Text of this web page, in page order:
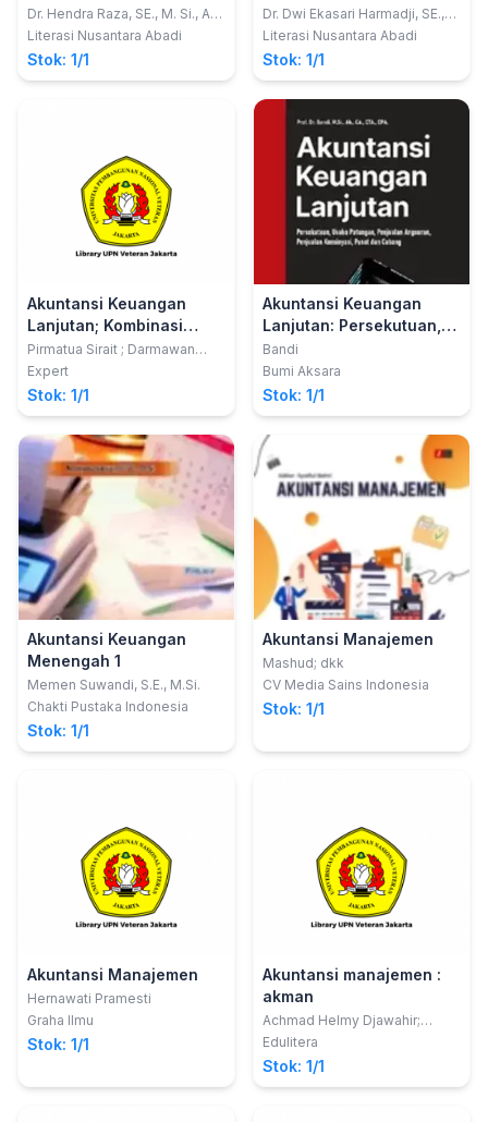
KONSEP)
Dr. Hendra Raza, SE., M. Si., Ak.,
CA
Literasi Nusantara Abadi
Stok: 1/1
Dr. Dwi Ekasari Harmadji, SE.,
Ak., MM.
Literasi Nusantara Abadi
Stok: 1/1
Akuntansi Keuangan
Lanjutan; Kombinasi
Bisnis dan Perusahaan
Induk dan Anak
Pirmatua Sirait ; Darmawan
Sriyanto
Expert
Stok: 1/1
Akuntansi Keuangan
Lanjutan: Persekutuan,
Usaha Patungan,
Penjualan Angsuran,
Penjualan Konsinyasi,
Pusat dan Cabang
Bandi
Bumi Aksara
Stok: 1/1
Akuntansi Keuangan
Menengah 1
Memen Suwandi, S.E., M.Si.
Chakti Pustaka Indonesia
Stok: 1/1
Akuntansi Manajemen
Mashud; dkk
CV Media Sains Indonesia
Stok: 1/1
Akuntansi Manajemen
Hernawati Pramesti
Graha Ilmu
Stok: 1/1
Akuntansi manajemen :
akman
Achmad Helmy Djawahir;
Lailatus Sa'adah; Ida Nuryana
Edulitera
Stok: 1/1